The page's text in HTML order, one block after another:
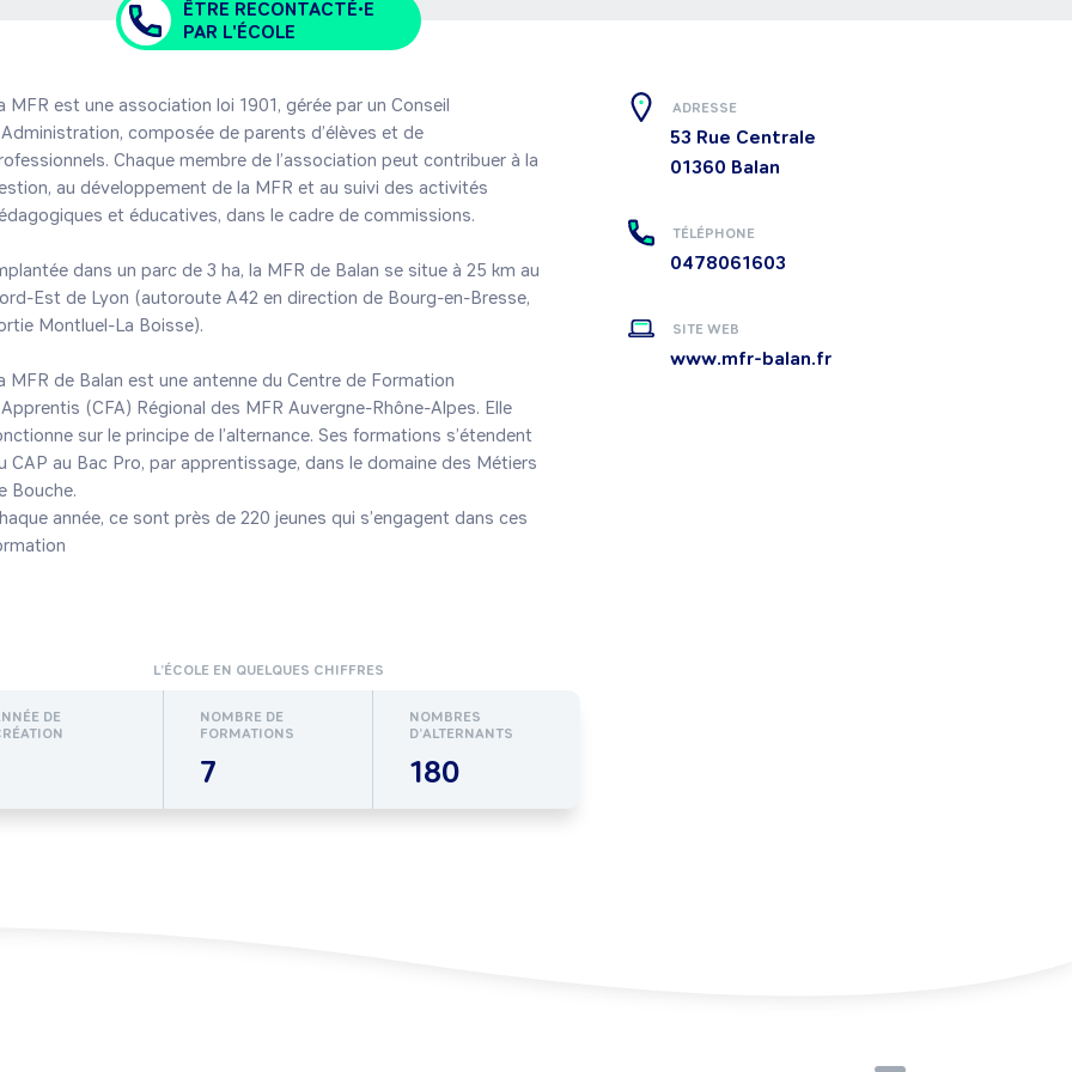
ÊTRE RECONTACTÉ•E
PAR L'ÉCOLE
MFR est une association loi 1901, gérée par un Conseil
composée de parents d’élèves et de
Chaque membre de l’association peut contribuer à la
au développement de la MFR et au suivi des activités
et éducatives, dans le cadre de commissions.
dans un parc de 3 ha, la MFR de Balan se situe à 25 km au
Est de Lyon (autoroute A42 en direction de Bourg-en-Bresse,
Montluel-La Boisse).
MFR de Balan est une antenne du Centre de Formation
(CFA) Régional des MFR Auvergne-Rhône-Alpes. Elle
sur le principe de l’alternance. Ses formations s’étendent
CAP au Bac Pro, par apprentissage, dans le domaine des Métiers
Bouche.
année, ce sont près de 220 jeunes qui s’engagent dans ces
L’ÉCOLE EN QUELQUES CHIFFRES
DE
NOMBRE DE
FORMATIONS
7
NOMBRES
D’ALTERNANTS
180
ADRESSE
53 Rue Centrale
01360 Balan
TÉLÉPHONE
0478061603
SITE WEB
www.mfr-balan.fr